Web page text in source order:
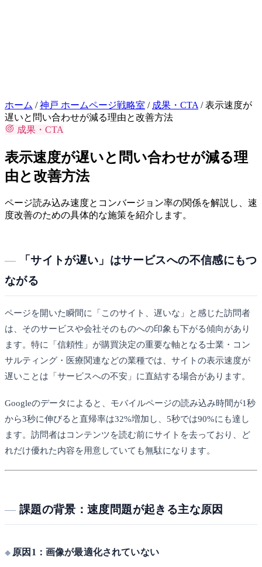
ホーム / 神戸 ホームページ戦略室 / 成果・CTA / 表示速度が
遅いと問い合わせが減る理由と改善方法
成果・CTA
表示速度が遅いと問い合わせが減る理
由と改善方法
ページ読み込み速度とコンバージョン率の関係を解説し、速
度改善のための具体的な施策を紹介します。
「サイトが遅い」はサービスへの不信感にもつ
ながる
ページを開いた瞬間に「このサイト、遅いな」と感じた訪問者
は、そのサービスや会社そのものへの印象も下がる傾向があり
ます。特に「信頼性」が購買決定の重要な軸となる士業・コン
サルティング・医療関連などの業種では、サイトの表示速度が
遅いことは「サービスへの不安」に直結する場合があります。
Googleのデータによると、モバイルページの読み込み時間が1秒
から3秒に伸びると直帰率は32%増加し、5秒では90%にも達し
ます。訪問者はコンテンツを読む前にサイトを去っており、ど
れだけ優れた内容を用意していても無駄になります。
課題の背景：速度問題が起きる主な原因
原因1：画像が最適化されていない